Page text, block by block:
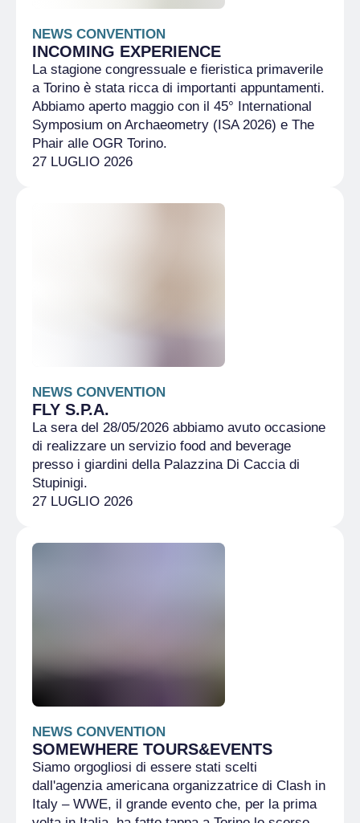
NEWS CONVENTION
INCOMING EXPERIENCE
La stagione congressuale e fieristica primaverile
a Torino è stata ricca di importanti appuntamenti.
Abbiamo aperto maggio con il 45° International
Symposium on Archaeometry (ISA 2026) e The
Phair alle OGR Torino.
27 LUGLIO 2026
NEWS CONVENTION
FLY S.P.A.
La sera del 28/05/2026 abbiamo avuto occasione
di realizzare un servizio food and beverage
presso i giardini della Palazzina Di Caccia di
Stupinigi.
27 LUGLIO 2026
NEWS CONVENTION
SOMEWHERE TOURS&EVENTS
Siamo orgogliosi di essere stati scelti
dall'agenzia americana organizzatrice di Clash in
Italy – WWE, il grande evento che, per la prima